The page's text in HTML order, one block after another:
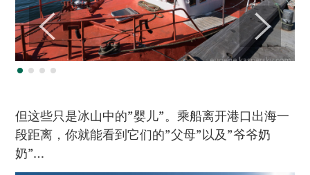
但这些只是冰山中的”婴儿”。乘船离开港口出海一
段距离，你就能看到它们的”父母”以及”爷爷奶
奶”…